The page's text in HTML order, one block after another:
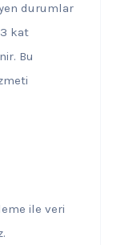
durumlar
kat
Bu
ile veri